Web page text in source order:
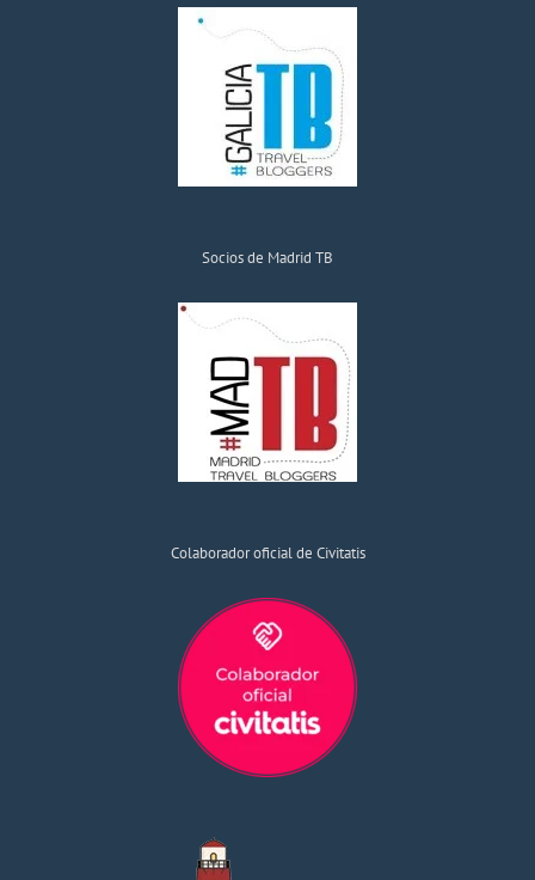
Socios de Madrid TB
Colaborador oficial de Civitatis